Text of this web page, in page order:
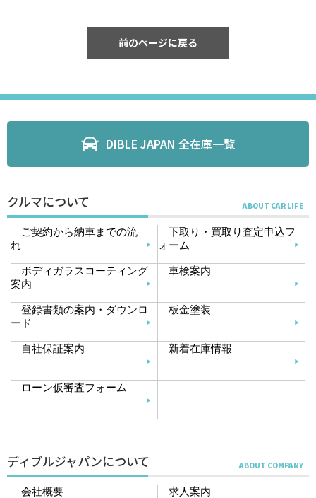
前のページに戻る
DIBLE JAPAN 全在庫一覧
クルマについて
ご契約から納車までの流
れ
下取り・買取り査定申込フ
ォーム
ボディガラスコーティング
案内
車検案内
登録書類の案内・ダウンロ
ード
板金塗装
自社保証案内 新着在庫情報
ローン仮審査フォーム
ディブルジャパンについて
会社概要 求人案内